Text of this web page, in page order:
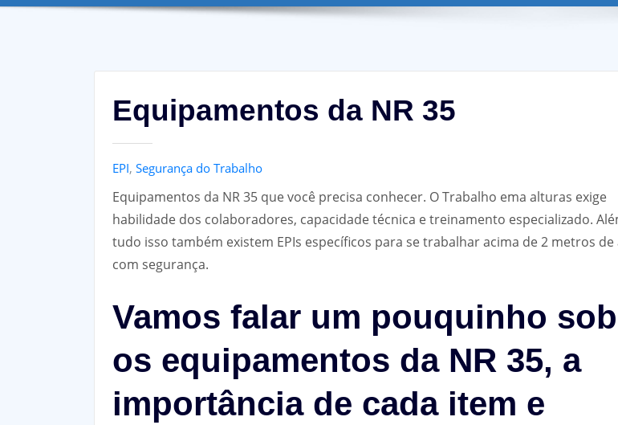
Equipamentos da NR 35
EPI, Segurança do Trabalho
Equipamentos da NR 35 que você precisa conhecer. O Trabalho ema alturas exige
habilidade dos colaboradores, capacidade técnica e treinamento especializado.
tudo isso também existem EPIs específicos para se trabalhar acima de 2 metros
com segurança.
Vamos falar um pouquinho
os equipamentos da NR 35, a
importância de cada item e